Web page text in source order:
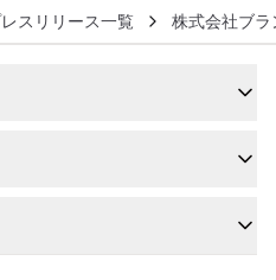
スリリース一覧 株式会社ブラ